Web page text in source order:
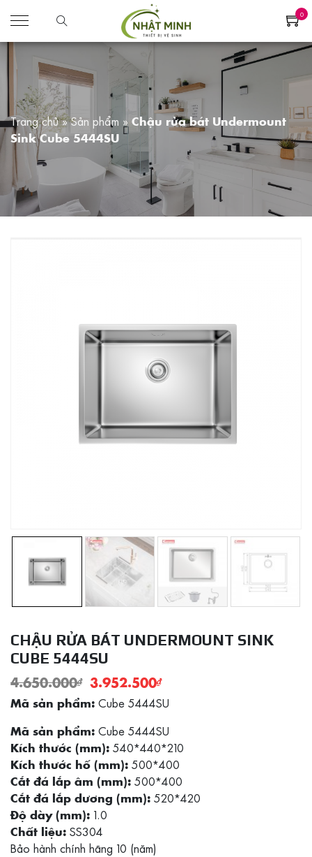
0
Trang chủ»Sản phẩm » Chậu rửa bát Undermount
Sink Cube 5444SU
CHẬU RỬA BÁT UNDERMOUNT SINK
CUBE 5444SU
4.650.000₫ 3.952.500₫
Mã sản phẩm: Cube 5444SU
Mã sản phẩm: Cube 5444SU
Kích thước (mm): 540*440*210
Kích thước hố (mm): 500*400
Cắt đá lắp âm (mm): 500*400
Cắt đá lắp dương (mm): 520*420
Độ dày (mm): 1.0
Chất liệu: SS304
Bảo hành chính hãng 10 (năm)